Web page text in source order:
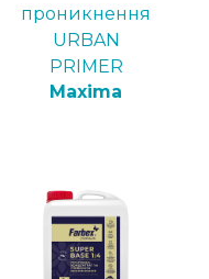
проникнення
URBAN
PRIMER
Maxima